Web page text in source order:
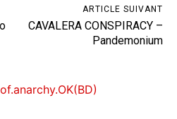
ARTICLE SUIVANT
CAVALERA CONSPIRACY –
Pandemonium